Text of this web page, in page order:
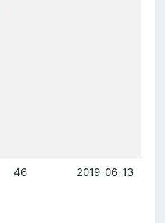
46 2019-06-13